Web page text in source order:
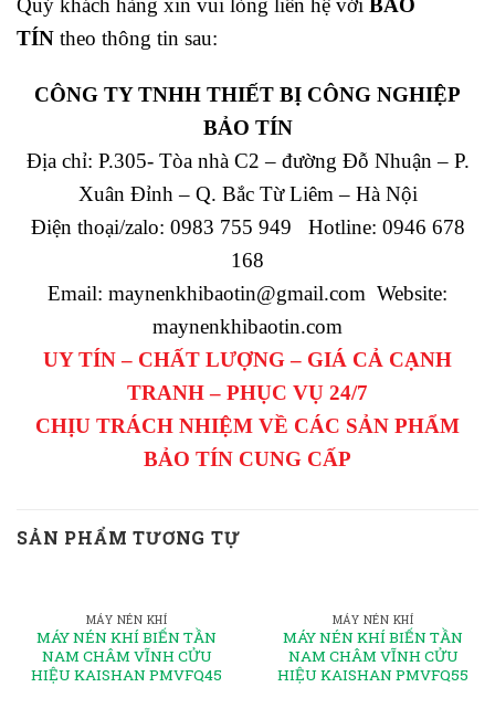
Quý khách hàng xin vui lòng liên hệ với BẢO
TÍN theo thông tin sau:
CÔNG TY TNHH THIẾT BỊ CÔNG NGHIỆP
BẢO TÍN
Địa chỉ: P.305- Tòa nhà C2 – đường Đỗ Nhuận – P.
Xuân Đỉnh – Q. Bắc Từ Liêm – Hà Nội
Điện thoại/zalo: 0983 755 949 Hotline: 0946 678
168
Email: maynenkhibaotin@gmail.com Website:
maynenkhibaotin.com
UY TÍN – CHẤT LƯỢNG – GIÁ CẢ CẠNH
TRANH – PHỤC VỤ 24/7
CHỊU TRÁCH NHIỆM VỀ CÁC SẢN PHẨM
BẢO TÍN CUNG CẤP
SẢN PHẨM TƯƠNG TỰ
MÁY NÉN KHÍ
MÁY NÉN KHÍ BIẾN TẦN
NAM CHÂM VĨNH CỬU
HIỆU KAISHAN PMVFQ45
MÁY NÉN KHÍ
MÁY NÉN KHÍ BIẾN TẦN
NAM CHÂM VĨNH CỬU
HIỆU KAISHAN PMVFQ55